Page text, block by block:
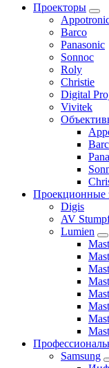
Проекторы
Barco
Panasonic
Sonnoc
Roly
Christie
Digital
Vivitek
Проекционные
Digis
AV
Lumien
Samsung